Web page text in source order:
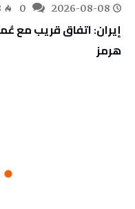
2026-08-08
إيران: اتفاق قريب مع
هرمز